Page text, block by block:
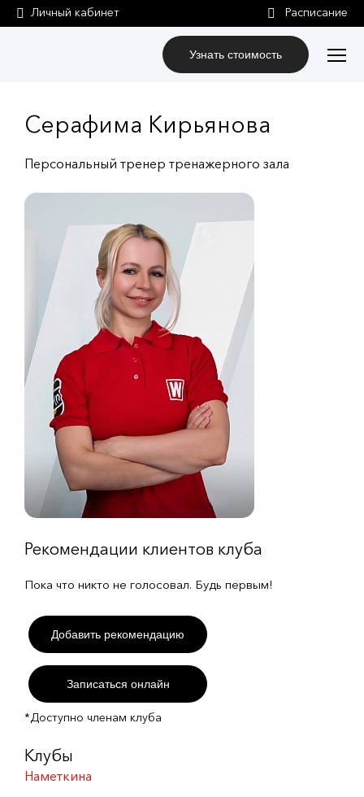
Личный кабинет
Узнать стоимость
Серафима Кирьянова
Персональный тренер тренажерного зала
Рекомендации клиентов клуба
Пока что никто не голосовал. Будь первым!
Добавить рекомендацию
Записаться онлайн
*Доступно членам клуба
Клубы
Наметкина